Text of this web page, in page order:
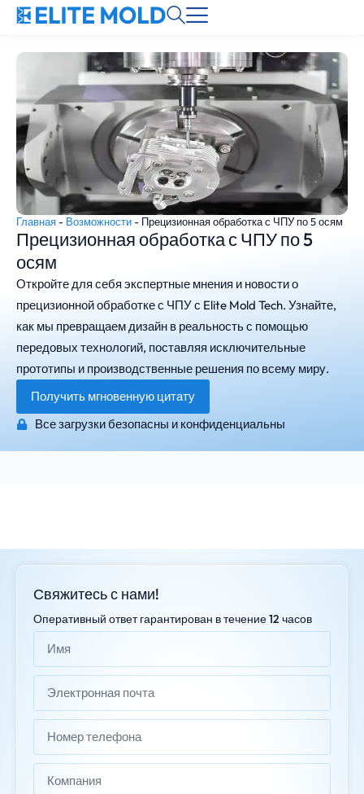
Главная- Возможности- Прецизионная обработка с ЧПУ по 5 осям
Прецизионная обработка с ЧПУ по 5
осям
Откройте для себя экспертные мнения и новости о
прецизионной обработке с ЧПУ с Elite Mold Tech. Узнайте,
как мы превращаем дизайн в реальность с помощью
передовых технологий, поставляя исключительные
прототипы и производственные решения по всему миру.
Получить мгновенную цитату
Все загрузки безопасны и конфиденциальны
Свяжитесь с нами!
Оперативный ответ гарантирован в течение 12 часов